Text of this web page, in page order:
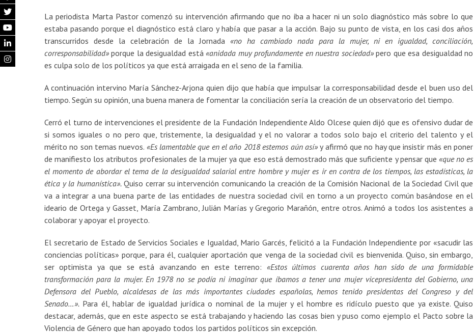
La periodista Marta Pastor comenzó su intervención afirmando que no iba a hacer ni un solo diagnóstico más sobre lo que
estaba pasando porque el diagnóstico está claro y había que pasar a la acción. Bajo su punto de vista, en los casi dos años
transcurridos desde la celebración de la Jornada«no ha cambiado nada para la mujer, ni en igualdad, conciliación,
corresponsabilidad» porque la desigualdad está«anidada muy profundamente en nuestra sociedad»pero que esa desigualdad no
es culpa solo de los políticos ya que está arraigada en el seno de la familia.
A continuación intervino María Sánchez-Arjona quien dijo que había que impulsar la corresponsabilidad desde el buen uso del
tiempo. Según su opinión, una buena manera de fomentar la conciliación sería la creación de un observatorio del tiempo.
Cerró el turno de intervenciones el presidente de la Fundación Independiente Aldo Olcese quien dijó que es ofensivo dudar de
si somos iguales o no pero que, tristemente, la desigualdad y el no valorar a todos solo bajo el criterio del talento y el
mérito no son temas nuevos. «Es lamentable que en el año 2018 estemos aún así»y afirmó que no hay que insistir más en poner
de manifiesto los atributos profesionales de la mujer ya que eso está demostrado más que suficiente y pensar que«que no es
el momento de abordar el tema de la desigualdad salarial entre hombre y mujer es ir en contra de los tiempos, las estadísticas, la
ética y la humanística».Quiso cerrar su intervención comunicando la creación de la Comisión Nacional de la Sociedad Civil que
va a integrar a una buena parte de las entidades de nuestra sociedad civil en torno a un proyecto común basándose en el
ideario de Ortega y Gasset, María Zambrano, Julián Marías y Gregorio Marañón, entre otros. Animó a todos los asistentes a
colaborar y apoyar el proyecto.
El secretario de Estado de Servicios Sociales e Igualdad, Mario Garcés, felicitó a la Fundación Independiente por «sacudir las
conciencias políticas» porque, para él, cualquier aportación que venga de la sociedad civil es bienvenida. Quiso, sin embargo,
ser optimista ya que se está avanzando en este terreno: «Estos últimos cuarenta años han sido de una formidable
transformación para la mujer. En 1978 no se podía ni imaginar que íbamos a tener una mujer vicepresidenta del Gobierno, una
Defensora del Pueblo, alcaldesas de las más importantes ciudades españolas, hemos tenido presidentas del Congreso y del
Senado…». Para él, hablar de igualdad jurídica o nominal de la mujer y el hombre es ridículo puesto que ya existe. Quiso
destacar, además, que en este aspecto se está trabajando y haciendo las cosas bien y puso como ejemplo el Pacto sobre la
Violencia de Género que han apoyado todos los partidos políticos sin excepción.